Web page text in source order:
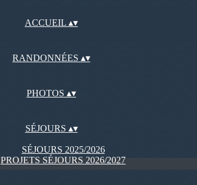
ACCUEIL ▴▾
RANDONNÉES ▴▾
PHOTOS ▴▾
SÉJOURS ▴▾
SÉJOURS 2025/2026
PROJETS SÉJOURS 2026/2027